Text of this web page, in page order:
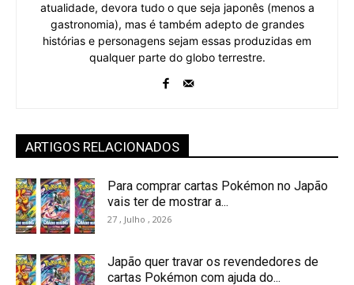
atualidade, devora tudo o que seja japonês (menos a
gastronomia), mas é também adepto de grandes
histórias e personagens sejam essas produzidas em
qualquer parte do globo terrestre.
ARTIGOS RELACIONADOS
Para comprar cartas Pokémon no Japão
vais ter de mostrar a...
27 , Julho , 2026
Japão quer travar os revendedores de
cartas Pokémon com ajuda do...